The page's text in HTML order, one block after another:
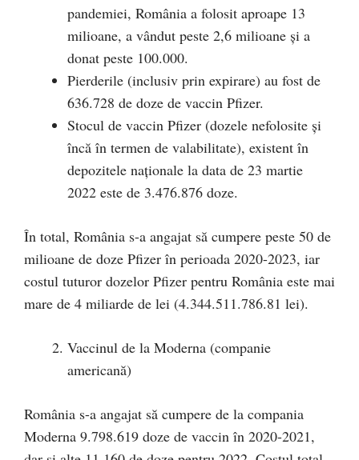
pandemiei, România a folosit aproape 13
milioane, a vândut peste 2,6 milioane și a
donat peste 100.000.
Pierderile (inclusiv prin expirare) au fost de
636.728 de doze de vaccin Pfizer.
Stocul de vaccin Pfizer (dozele nefolosite și
încă în termen de valabilitate), existent în
depozitele naționale la data de 23 martie
2022 este de 3.476.876 doze.
În total, România s-a angajat să cumpere peste 50 de
milioane de doze Pfizer în perioada 2020-2023, iar
costul tuturor dozelor Pfizer pentru România este mai
mare de 4 miliarde de lei (4.344.511.786.81 lei).
Vaccinul de la Moderna (companie
americană)
România s-a angajat să cumpere de la compania
Moderna 9.798.619 doze de vaccin în 2020-2021,